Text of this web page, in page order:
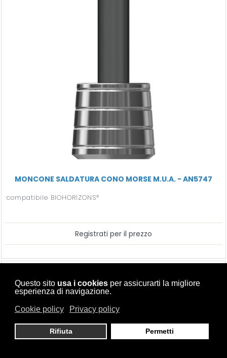
Questo sito usa i cookiesper assicurarti la migliore
esperienza di navigazione.
Cookie policy Privacy policy
Rifiuta Permetti
MONCONE SALDATURA CONO MORSE M.U.A. - AN5747
compatibile BIOHORIZONS®
Registrati per il prezzo